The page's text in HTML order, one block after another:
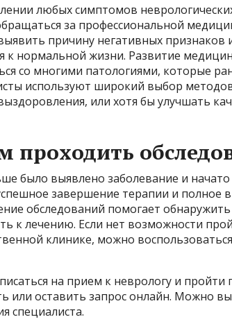
любых симптомов
за профессиональной
причину негативных
к нормальной жизни. Развитие
со многими патологиями, которые
используют широкий выбор
или хотя бы улучшать
проходить
было выявлено заболевание и
завершение терапии и полное
обследований помогает
к лечению. Если нет возможности
клинике, можно
на прием к неврологу и пройти
или оставить запрос онлайн. Можно
специалиста.